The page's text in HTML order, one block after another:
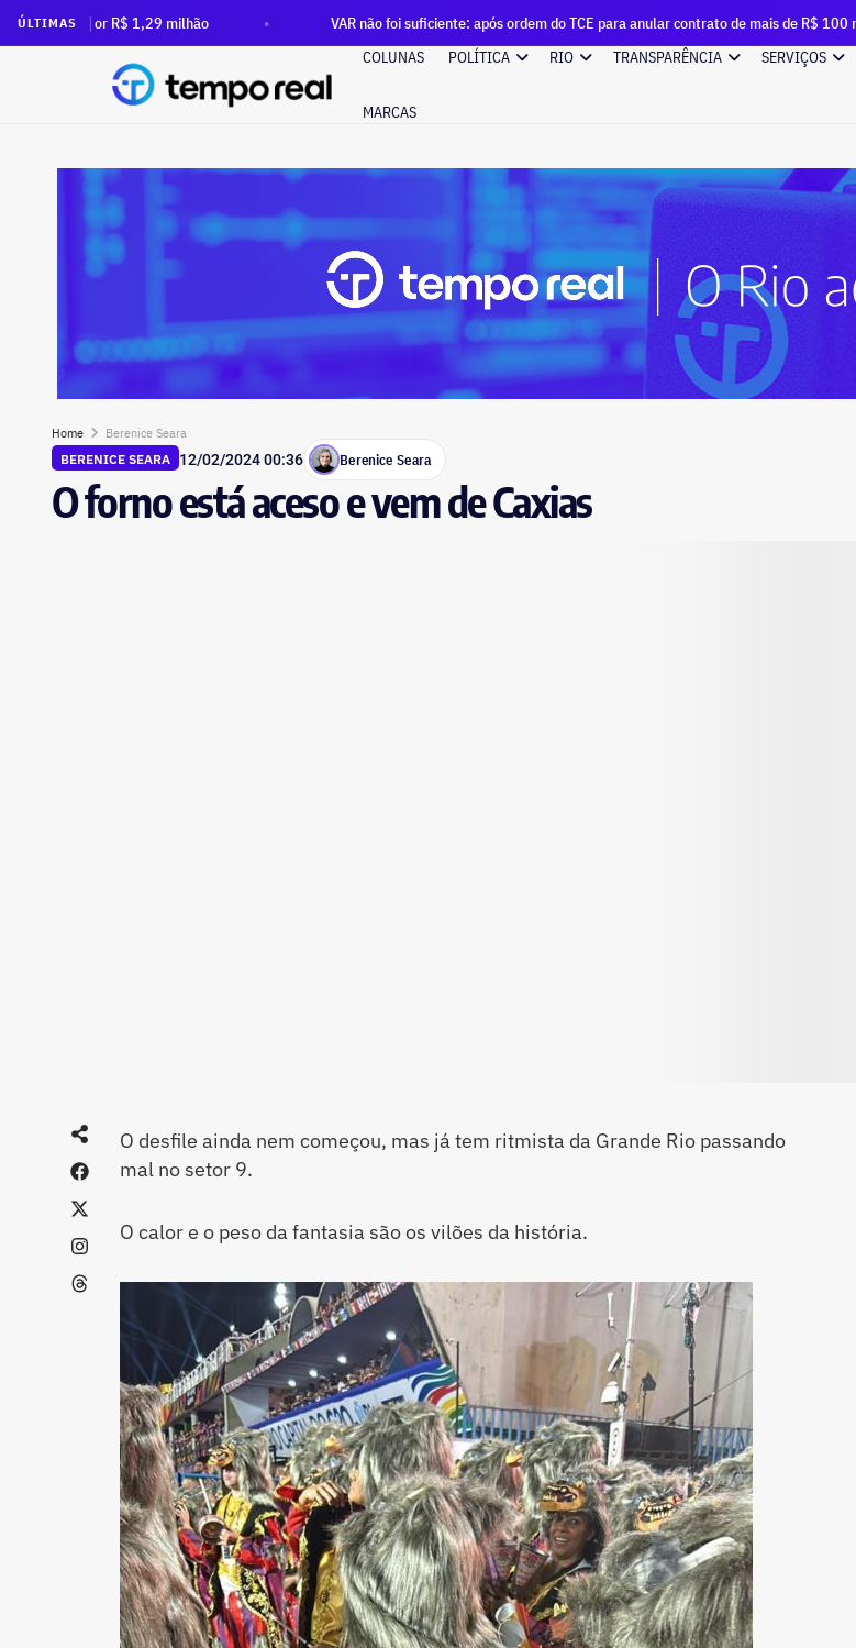
ÚLTIMAS
milhão VAR não foi suficiente: após ordem do TCE para anular contrato de mais de R$ 100 milhões, Duque de
COLUNAS
POLÍTICA RIO TRANSPARÊNCIA SERVIÇOS
MARCAS
Home
Berenice Seara
BERENICE SEARA 12/02/2024 00:36 Berenice Seara
O forno está aceso e vem de Caxias
O desfile ainda nem começou, mas já tem ritmista da Grande Rio passando
mal no setor 9.
O calor e o peso da fantasia são os vilões da história.